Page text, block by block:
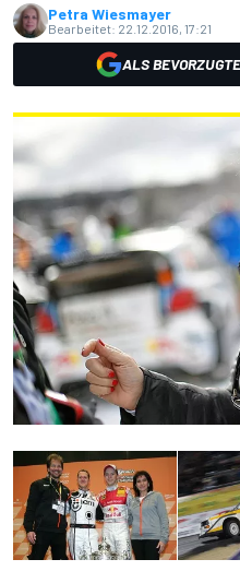
Petra Wiesmayer
Bearbeitet: 22.12.2016, 17:21
ALS